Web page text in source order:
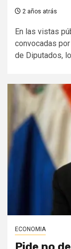
2 años atrás
En las vistas
convocadas
de Diputados,
ECONOMIA